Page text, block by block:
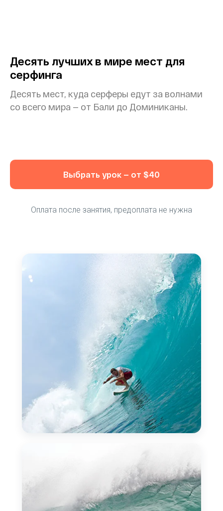
Десять лучших в мире мест для
серфинга
Десять мест, куда серферы едут за волнами
со всего мира — от Бали до Доминиканы.
Выбрать урок — от $40
Оплата после занятия, предоплата не нужна